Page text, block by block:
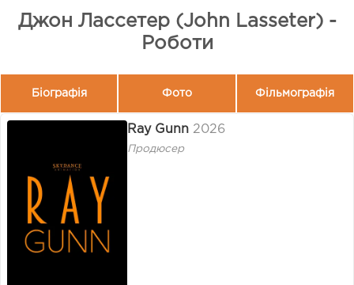
Джон Лассетер (John Lasseter) -
Роботи
Біографія Фото Фільмографія
Ray Gunn 2026
Продюсер